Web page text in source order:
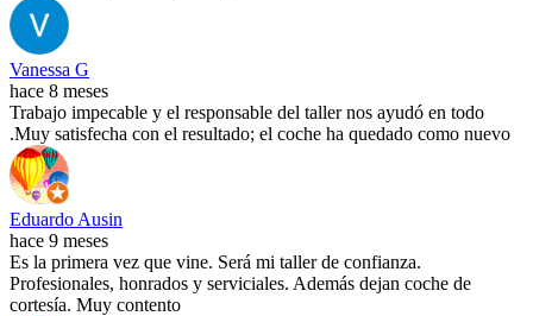
Vanessa G
hace 8 meses
Trabajo impecable y el responsable del taller nos ayudó en todo
.Muy satisfecha con el resultado; el coche ha quedado como nuevo
Eduardo Ausin
hace 9 meses
Es la primera vez que vine. Será mi taller de confianza.
Profesionales, honrados y serviciales. Además dejan coche de
cortesía. Muy contento